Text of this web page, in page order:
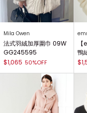
Mila Owen
法式羽絨加厚圍巾 09W
GG245595
$1,065 50%OFF
鴨
2